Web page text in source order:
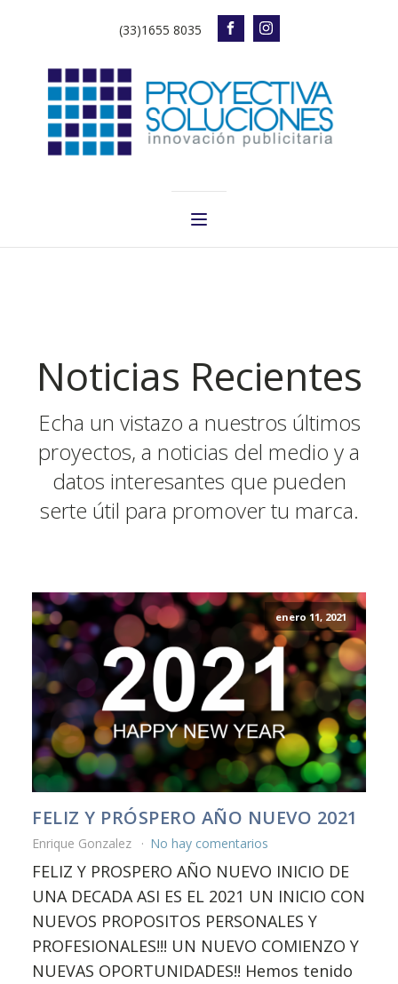
(33)1655 8035
Noticias Recientes
Echa un vistazo a nuestros últimos
proyectos, a noticias del medio y a
datos interesantes que pueden
serte útil para promover tu marca.
enero 11, 2021
FELIZ Y PRÓSPERO AÑO NUEVO 2021
Enrique Gonzalez No hay comentarios
FELIZ Y PROSPERO AÑO NUEVO INICIO DE
UNA DECADA ASI ES EL 2021 UN INICIO CON
NUEVOS PROPOSITOS PERSONALES Y
PROFESIONALES!!! UN NUEVO COMIENZO Y
NUEVAS OPORTUNIDADES!! Hemos tenido